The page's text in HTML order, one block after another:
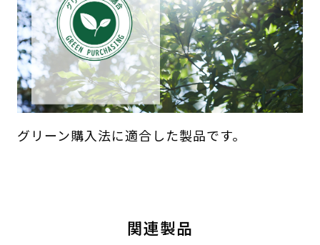
グリーン購入法に適合した製品です。
関連製品